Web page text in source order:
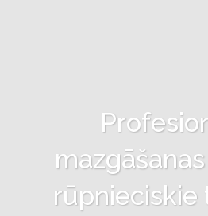
rūpnieciskie